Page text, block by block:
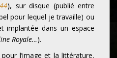
), sur disque (publié entre
pour lequel je travaille) ou
implantée dans un espace
Royale…).
l’image et la littérature,